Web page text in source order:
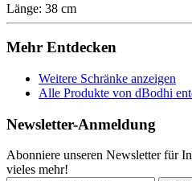
Länge: 38 cm
Mehr Entdecken
Weitere Schränke anzeigen
Alle Produkte von dBodhi
Newsletter-Anmeldung
Abonniere unseren Newsletter für
vieles mehr!